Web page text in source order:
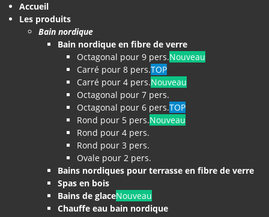
Accueil
Les produits
Bain nordique
Bain nordique en fibre de verre
Octagonal pour 9 pers.Nouveau
Carré pour 8 pers.TOP
Carré pour 4 pers.Nouveau
Octagonal pour 7 pers.
Octagonal pour 6 pers.TOP
Rond pour 5 pers.Nouveau
Rond pour 4 pers.
Rond pour 3 pers.
Ovale pour 2 pers.
Bains nordiques pour terrasse en fibre de verre
Spas en bois
Bains de glaceNouveau
Chauffe eau bain nordique